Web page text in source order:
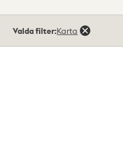
träffar
Valda filter:Karta